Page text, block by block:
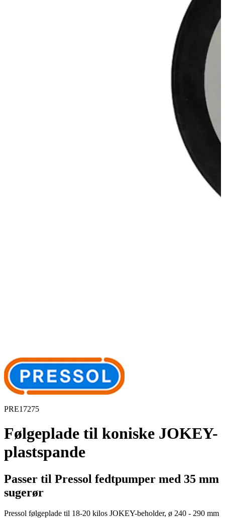
PRE17275
Følgeplade til koniske JOKEY-
plastspande
Passer til Pressol fedtpumper med 35 mm
sugerør
Pressol følgeplade til 18-20 kilos JOKEY-beholder, ø 240 - 290 mm